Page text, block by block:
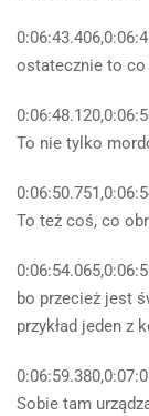
ostatecznie to co
To nie tylko
To też coś, co
bo przecież jest
przykład jeden z
Sobie tam